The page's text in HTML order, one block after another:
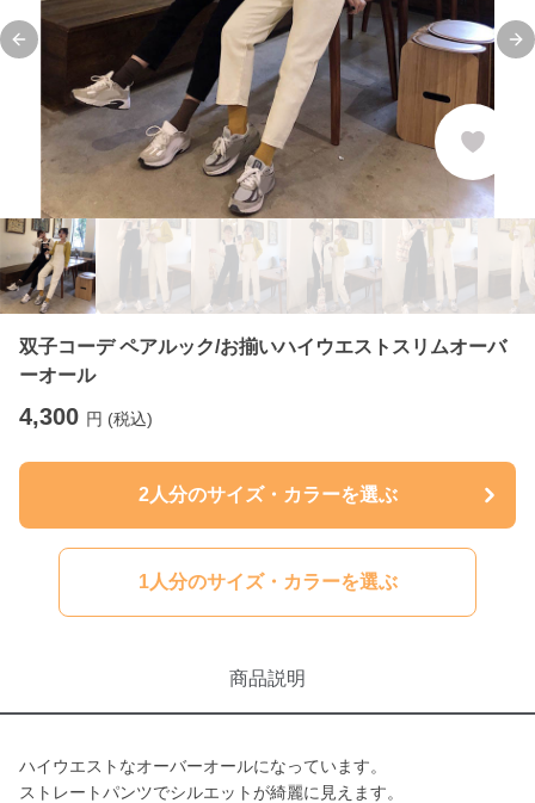
Previous slide
双子コーデ ペアルック/お揃いハイウエストスリムオーバ
ーオール
4,300 円 (税込)
2人分のサイズ・カラーを選ぶ
1人分のサイズ・カラーを選ぶ
商品説明
ハイウエストなオーバーオールになっています。
ストレートパンツでシルエットが綺麗に見えます。